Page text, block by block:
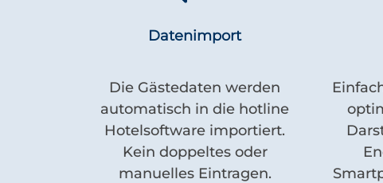
Datenimport
Die Gästedaten werden
automatisch in die hotline
Hotelsoftware importiert.
Kein doppeltes oder
manuelles Eintragen.